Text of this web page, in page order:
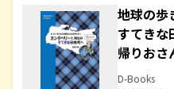
地球の歩
すてきな
帰りお
D-Books